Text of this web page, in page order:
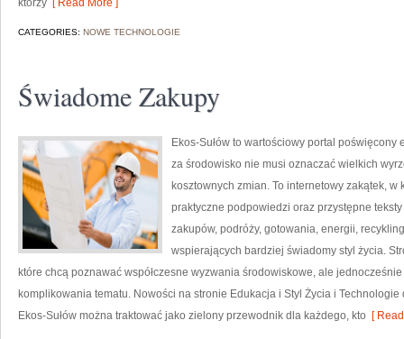
którzy [ Read More ]
CATEGORIES: NOWE TECHNOLOGIE
Świadome Zakupy
Ekos-Sułów to wartościowy portal
za środowisko nie musi oznaczać wielkich
kosztownych zmian. To internetowy zakątek,
praktyczne podpowiedzi oraz przystępne
zakupów, podróży, gotowania, energii,
wspierających bardziej świadomy styl życia.
które chcą poznawać współczesne wyzwania środowiskowe, ale
komplikowania tematu. Nowości na stronie Edukacja i Styl Życia i
Ekos-Sułów można traktować jako zielony przewodnik dla każdego, kto [